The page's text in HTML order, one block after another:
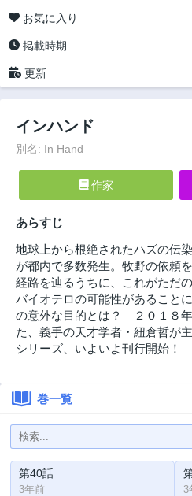
お気に入り
掲載時期
更新
インハンド
別名: In Hand
作家
あらすじ
地球上から根絶されたハズの伝
が都内で多数発生。牧野の依頼
経路を辿るうちに、これがただ
バイオテロの可能性があること
の意外な目的とは？ ２０１８
た、義手の天才学者・紐倉哲が
シリーズ、いよいよ刊行開始！
巻一覧
第40話
3年前 3